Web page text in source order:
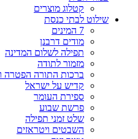
קטלוג מוצרים
שילוט לבתי כנסת
7 המינים
מודים דרבנן
תפילה לשלום המדינה
מזמור לתודה
ברכות התורה הפטרה
קדיש על ישראל
ספירת העומר
פרשת שבוע
שלט זמני תפילה
השבטים ויטראזים